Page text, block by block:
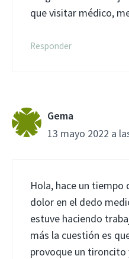
que visitar médico,
Responder
Gema
13 mayo 2022 a
Hola, hace un tiempo
dolor en el dedo
estuve haciendo
más la cuestión es
provoque un tironcito